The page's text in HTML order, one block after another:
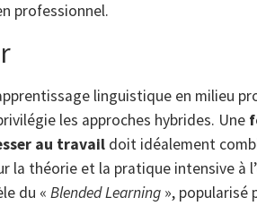
professionnel.
linguistique en milieu
les approches hybrides. Une
au travail doit idéalement
la théorie et la pratique intensive à
du « Blended Learning », popularisé